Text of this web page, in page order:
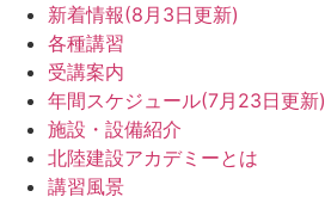
新着情報(8月3日更新)
各種講習
受講案内
年間スケジュール(7月23日更新)
施設・設備紹介
北陸建設アカデミーとは
講習風景